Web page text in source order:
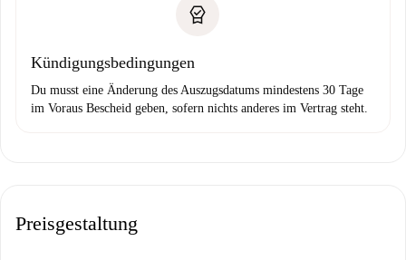
Kündigungsbedingungen
Du musst eine Änderung des Auszugsdatums mindestens 30 Tage
im Voraus Bescheid geben, sofern nichts anderes im Vertrag steht.
Preisgestaltung